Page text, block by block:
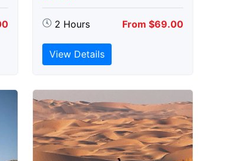
2 Hours From $69.00
View Details